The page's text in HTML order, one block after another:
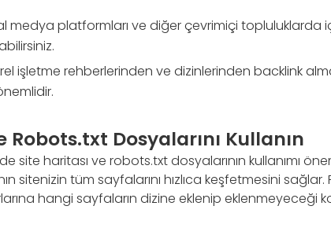
medya platformları ve diğer çevrimiçi topluluklarda
işletme rehberlerinden ve dizinlerinden backlink
Robots.txt Dosyalarını Kullanın
site haritası ve robots.txt dosyalarının kullanımı
sitenizin tüm sayfalarını hızlıca keşfetmesini
hangi sayfaların dizine eklenip eklenmeyeceği